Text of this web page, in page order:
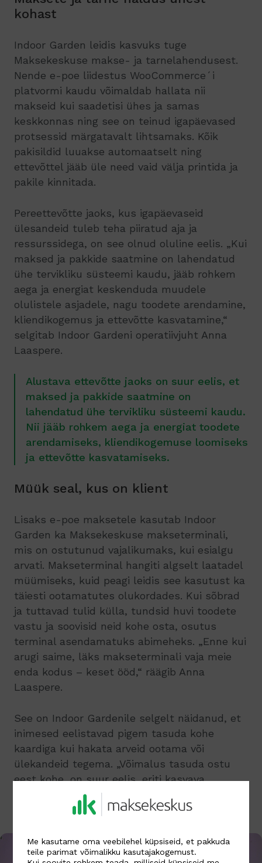
kohast
Indoor Garden leidis kasvuks tuge
Maksekeskuse makse- ja tarnelahendusest.
Nende e-poe liidestus WooCommerce´i
platvormi kaudu võimaldab hallata nii
makseid kui saadetisi ühes ja samas
keskkonnas ning see on teinud igapäevased
protsessid märgatavalt lihtsamaks. Kõik
pakisildid luuakse automaatselt ning
ettevõttel jääb üle need vaid välja printida ja
pakile kinnitada.
Pereettevõtte jaoks, kus igapäevaseid
ülesandeid tuleb teha piiratud aja ja
ressurssidega, on see olnud oluline eelis. „Kui
maksed ja pakkide saatmine on lahendatud
ühe tervikliku süsteemi kaudu, jääb rohkem
aega ja energiat keskenduda muudele
olulistele asjadele, nagu toodete arendamine,
kliendikogemus ja ettevõtte kasvatamine,“
selgitab Indoor Gardeni operatiivjuht Anna
Laaspere.
Alustava ettevõtte jaoks on suur eelis, et
maksed ja pakkide saatmine on
lahendatud ühe tervikliku süsteemi kaudu.
Nii jääb rohkem aega ja energiat toodete
arendamiseks, kliendikogemuse loomiseks
ja ettevõtte kasvatamiseks.
Müük seal, kus on klient
Lisaks e-poe maksetele kasutab Indoor
Garden ka Maksekeskuse makseterminali,
mis on ostutunud vajalikumaks, kui esialgu
arvati. Makseterminal hangiti algselt laatadel
müümiseks, kuid peagi leidis see kasutust ka
täiesti ootamatutes olukordades. Kui sõbrad
ja tuttavad tulid külla, tundsid huvi toodete
vastu ja soovisid neid kohe osta, osutus
terminal asendamatuks abimeheks. „Enne kui
arugi saime, läks makseterminali vaja meie
enda kodus – keset ööd,“ räägib Anna
Laaspere.
See on Indoor Gardenile selgelt näidanud, et
inimesed eelistavad pigem tasuda kohe
kaardiga kui hakata arveid ootama või
ülekandeid tegema. „Võimalus tasuda ostu
eest kohe, on suur eelis, eriti kasvava
ettevõtte puhul, kus iga müük on väga suure
kaaluga,“ leiab ta.
Me kasutame oma veebilehel küpsiseid, et pakkuda
teile parimat võimalikku kasutajakogemust.